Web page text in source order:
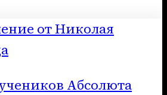
ДЛЯ
УЧЕНИКОВ
Абсолюта